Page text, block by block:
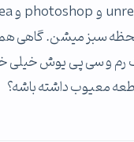
ی لحظه سبز میشن.
رم و سی پی یوش